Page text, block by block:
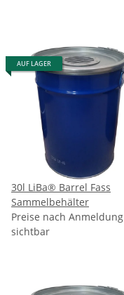
AUF LAGER
30l LiBa® Barrel Fass
Sammelbehälter
Preise nach Anmeldung
sichtbar